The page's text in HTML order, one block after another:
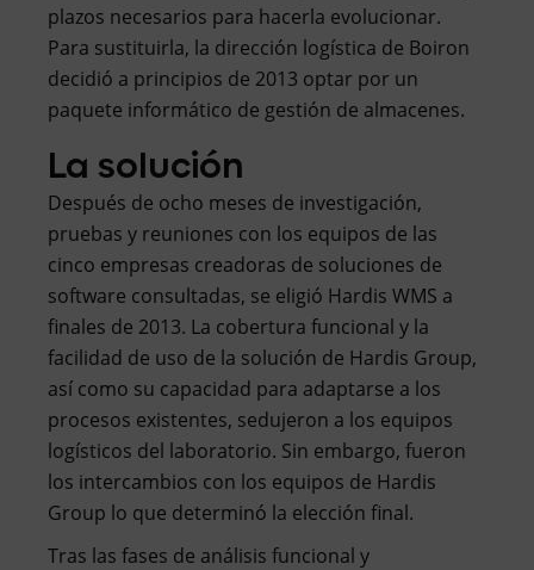
plazos necesarios para hacerla evolucionar.
Para sustituirla, la dirección logística de Boiron
decidió a principios de 2013 optar por un
paquete informático de gestión de almacenes.
La solución
Después de ocho meses de investigación,
pruebas y reuniones con los equipos de las
cinco empresas creadoras de soluciones de
software consultadas, se eligió Hardis WMS a
finales de 2013. La cobertura funcional y la
facilidad de uso de la solución de Hardis Group,
así como su capacidad para adaptarse a los
procesos existentes, sedujeron a los equipos
logísticos del laboratorio. Sin embargo, fueron
los intercambios con los equipos de Hardis
Group lo que determinó la elección final.
Tras las fases de análisis funcional y